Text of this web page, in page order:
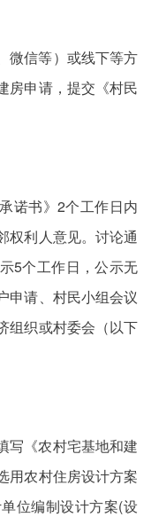
微信等）或线下等方
房申请，提交《村民
诺书》2个工作日内
权利人意见。讨论通
5个工作日，公示无
申请、村民小组会议
组织或村委会（以下
写《农村宅基地和建
用农村住房设计方案
位编制设计方案(设